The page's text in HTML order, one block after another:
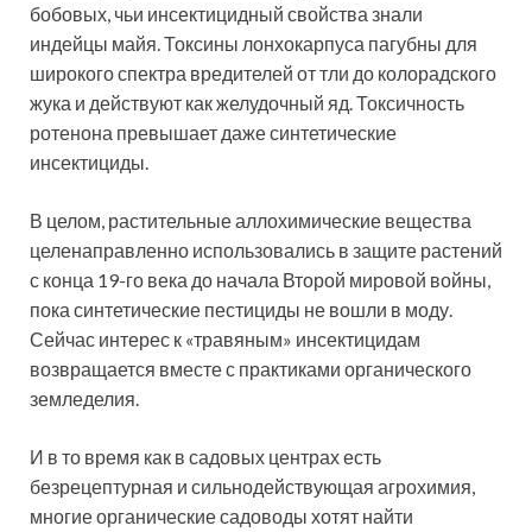
бобовых, чьи инсектицидный свойства знали
индейцы майя. Токсины лонхокарпуса пагубны для
широкого спектра вредителей от тли до колорадского
жука и действуют как желудочный яд. Токсичность
ротенона превышает даже синтетические
инсектициды.
В целом, растительные аллохимические вещества
целенаправленно использовались в защите растений
с конца 19-го века до начала Второй мировой войны,
пока синтетические пестициды не вошли в моду.
Сейчас интерес к «травяным» инсектицидам
возвращается вместе с практиками органического
земледелия.
И в то время как в садовых центрах есть
безрецептурная и сильнодействующая агрохимия,
многие органические садоводы хотят найти